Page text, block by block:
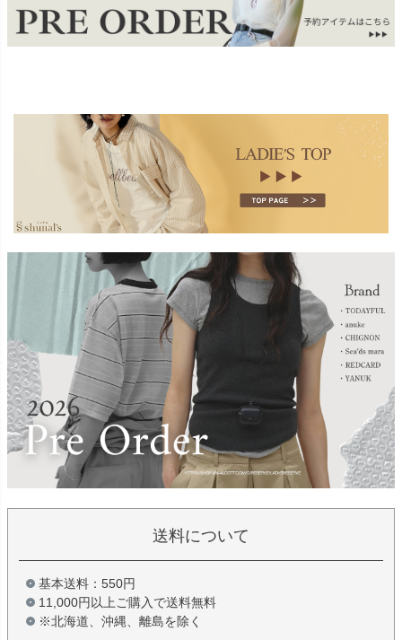
送料について
基本送料：550円
11,000円以上ご購入で送料無料
※北海道、沖縄、離島を除く